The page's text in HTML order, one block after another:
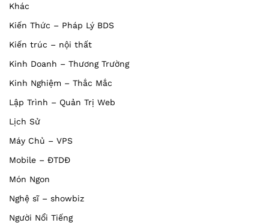
Khác
Kiến Thức – Pháp Lý BDS
Kiến trúc – nội thất
Kinh Doanh – Thương Trường
Kinh Nghiệm – Thắc Mắc
Lập Trình – Quản Trị Web
Lịch Sử
Máy Chủ – VPS
Mobile – ĐTDĐ
Món Ngon
Nghệ sĩ – showbiz
Người Nổi Tiếng